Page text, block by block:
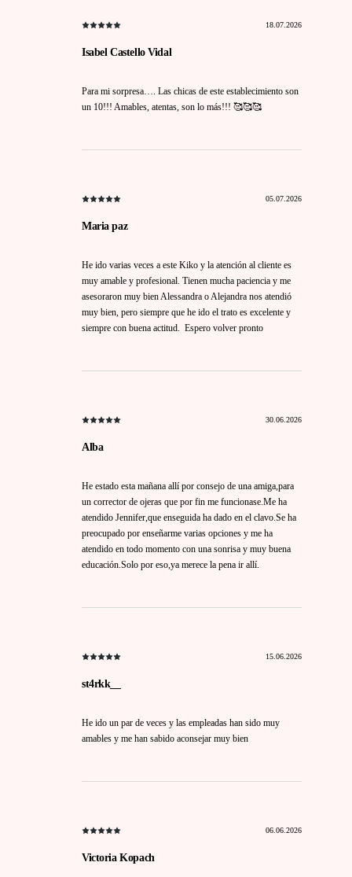
18.07.2026
Isabel Castello Vidal
Para mi sorpresa…. Las chicas de este establecimiento son
un 10!!! Amables, atentas, son lo más!!! 🥰🥰🥰
05.07.2026
Maria paz
He ido varias veces a este Kiko y la atención al cliente es
muy amable y profesional. Tienen mucha paciencia y me
asesoraron muy bien Alessandra o Alejandra nos atendió
muy bien, pero siempre que he ido el trato es excelente y
siempre con buena actitud. Espero volver pronto
30.06.2026
Alba
He estado esta mañana allí por consejo de una amiga,para
un corrector de ojeras que por fin me funcionase.Me ha
atendido Jennifer,que enseguida ha dado en el clavo.Se ha
preocupado por enseñarme varias opciones y me ha
atendido en todo momento con una sonrisa y muy buena
educación.Solo por eso,ya merece la pena ir allí.
15.06.2026
st4rkk__
He ido un par de veces y las empleadas han sido muy
amables y me han sabido aconsejar muy bien
06.06.2026
Victoria Kopach